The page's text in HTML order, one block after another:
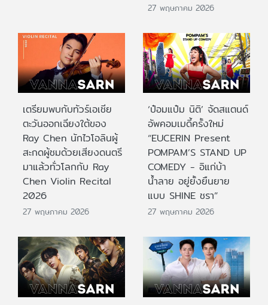
27 พฤษภาคม 2026
เตรียมพบกับทัวร์เอเชีย
ตะวันออกเฉียงใต้ของ
Ray Chen นักไวโอลินผู้
สะกดผู้ชมด้วยเสียงดนตรี
มาแล้วทั่วโลกกับ Ray
Chen Violin Recital
2026
27 พฤษภาคม 2026
‘ป๋อมแป๋ม นิติ’ จัดสแตนด์
อัพคอมเมดี้ครั้งใหม่
“EUCERIN Present
POMPAM’S STAND UP
COMEDY - อิแก่บ้า
น้ำลาย อยู่ยั้งยืนยาย
แบบ SHINE ชรา”
27 พฤษภาคม 2026